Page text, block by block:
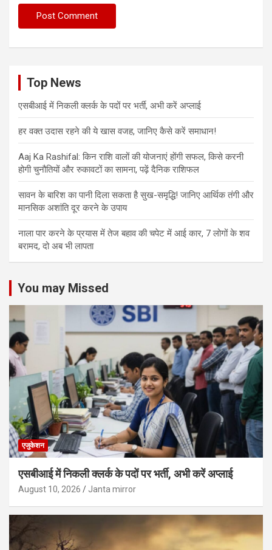
Top News
एसबीआई में निकली क्लर्क के पदों पर भर्ती, अभी करें अप्‍लाई
हर वक्त उदास रहने की ये खास वजह, जानिए कैसे करें समाधान!
Aaj Ka Rashifal: किन राशि वालों की योजनाएं होंगी सफल, किसे करनी
होगी चुनौतियों और रुकावटों का सामना, पढ़ें दैनिक राशिफल
सावन के बारिश का पानी दिला सकता है सुख-समृद्धि! जानिए आर्थिक तंगी और
मानसिक अशांति दूर करने के उपाय
नाला पार करने के प्रयास में तेज बहाव की चपेट में आई कार, 7 लोगों के शव
बरामद, दो अब भी लापता
You may Missed
एजुकेशन
एसबीआई में निकली क्लर्क के पदों पर भर्ती, अभी करें अप्‍लाई
August 10, 2026 Janta mirror